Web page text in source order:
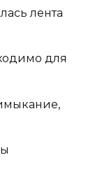
лента
для